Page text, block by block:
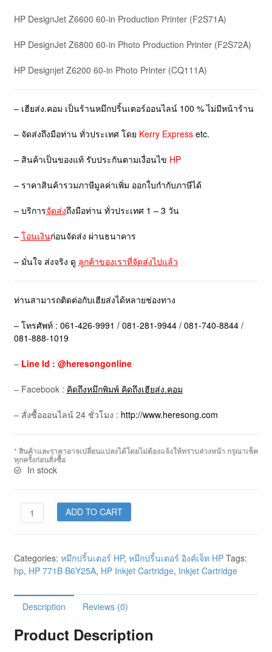
HP DesignJet Z6600 60-in Production Printer (F2S71A)
HP DesignJet Z6800 60-in Photo Production Printer (F2S72A)
HP Designjet Z6200 60-in Photo Printer (CQ111A)
– เฮียส่ง.คอม เป็นร้านหมึกปริ้นเตอร์ออนไลน์ 100 % ไม่มีหน้าร้าน
– จัดส่งถึงมือท่าน ทั่วประเทศ โดย Kerry Expressetc.
– สินค้าเป็นของแท้ รับประกันตามเงื่อนไข HP
– ราคาสินค้ารวมภาษีมูลค่าเพิ่ม ออกใบกำกับภาษีได้
– บริการจัดส่งถึงมือท่าน ทั่วประเทศ 1 – 3 วัน
– โอนเงินก่อนจัดส่ง ผ่านธนาคาร
– มั่นใจ ส่งจริง ดู ลูกค้าของเราที่จัดส่งไปแล้ว
ท่านสามารถติดต่อกับเฮียส่งได้หลายช่องทาง
– โทรศัพท์ : 061-426-9991 / 081-281-9944 / 081-740-8844 /
081-888-1019
– Line Id : @heresongonline
– Facebook : คิดถึงหมึกพิมพ์ คิดถึงเฮียส่ง.คอม
– สั่งซื้อออนไลน์ 24 ชั่วโมง : http://www.heresong.com
* สินค้าและราคาอาจเปลี่ยนแปลงได้โดยไม่ต้องแจ้งให้ทราบล่วงหน้า กรุณาเช็ค
ทุกครั้งก่อนสั่งซื้อ
In stock
ADD TO CART
Categories: หมึกปริ้นเตอร์ HP, หมึกปริ้นเตอร์ อิงค์เจ็ท HP Tags:
hp, HP 771B B6Y25A, HP Inkjet Cartridge, Inkjet Cartridge
Description Reviews (0)
Product Description